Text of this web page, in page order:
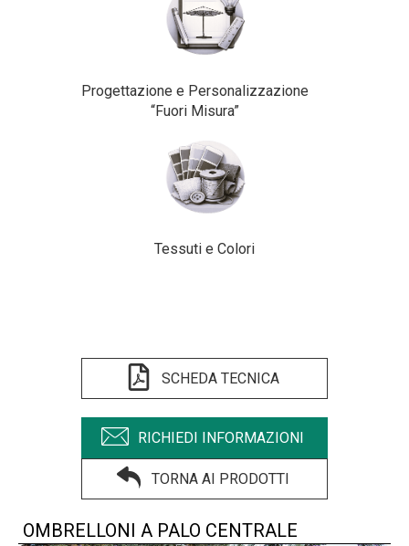
Progettazione e Personalizzazione
“Fuori Misura”
Tessuti e Colori
SCHEDA TECNICA
RICHIEDI INFORMAZIONI
TORNA AI PRODOTTI
OMBRELLONI A PALO CENTRALE